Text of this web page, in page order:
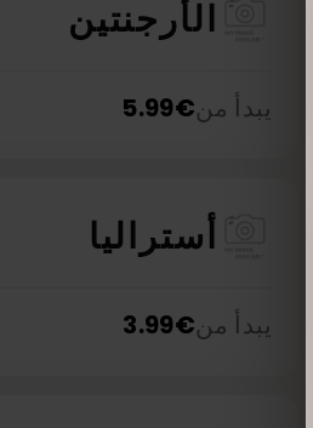
الأرجنتين
يبدأ من€
5.99
أستراليا
يبدأ من€
3.99